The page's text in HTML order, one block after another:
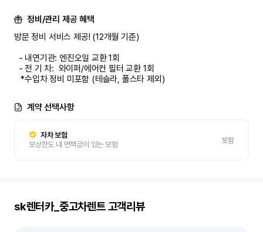
정비/관리 제공 혜택
방문 정비 서비스 제공! (12개월 기준)
   *수입차 정비 미포함 (테슬라, 폴스타 제외)
계약 선택사항
자차 보험
보상한도 내 면책금이 있는 보험
포함
sk렌터카_중고차렌트고객리뷰